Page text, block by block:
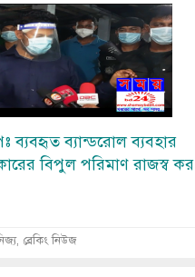
ব্যান্ডরোল ব্যবহার
বিপুল পরিমাণ রাজস্ব কর
ব্রেকিং নিউজ